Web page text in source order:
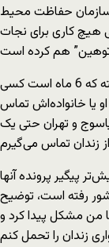
حفاظت محیط
کاری برای نجات
محیط بان زندانی نیز در تماسش با خبرنگار آنا گفته که 6 ماه است کسی
یا خانواده‌اش تماس
و تهران حتی یک
پیگیر پرونده آنها
رفته است، توضیح
با من مشکل پیدا کرد و